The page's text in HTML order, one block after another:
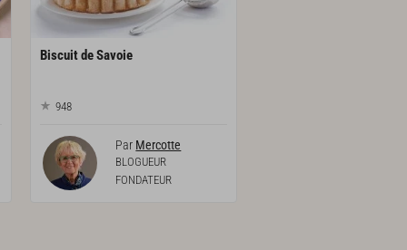
BiscuitdeSavoie
948
Par Mercotte
BLOGUEUR
FONDATEUR